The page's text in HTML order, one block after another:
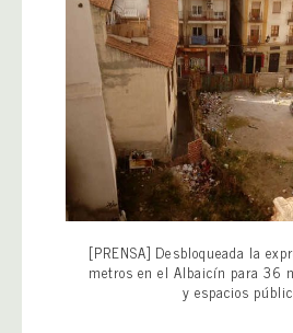
[PRENSA] Desbloqueada la
metros en el Albaicín para 36
y espacios